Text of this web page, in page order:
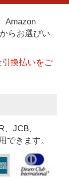
Amazon
からお選びい
換払いをご
JCB、
できます。